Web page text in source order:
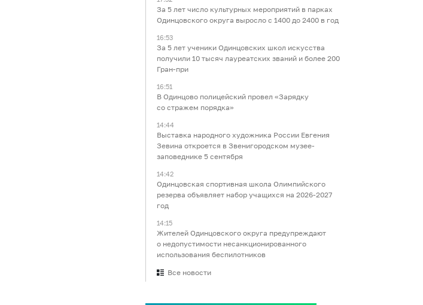
За 5 лет число культурных мероприятий в парках
Одинцовского округа выросло с 1400 до 2400 в год
16:53
За 5 лет ученики Одинцовских школ искусства
получили 10 тысяч лауреатских званий и более 200
Гран-при
16:51
В Одинцово полицейский провел «Зарядку
со стражем порядка»
14:44
Выставка народного художника России Евгения
Зевина откроется в Звенигородском музее-
заповеднике 5 сентября
14:42
Одинцовская спортивная школа Олимпийского
резерва объявляет набор учащихся на 2026-2027
год
14:15
Жителей Одинцовского округа предупреждают
о недопустимости несанкционированного
использования беспилотников
Все новости